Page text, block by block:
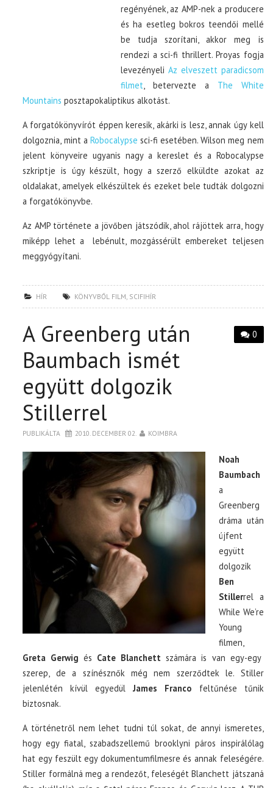
regényének, az AMP-nek a producere
és ha esetleg bokros teendői mellé
be tudja szorítani, akkor meg is
rendezi a sci-fi thrillert. Proyas fogja
levezényeli Az elveszett paradicsom
filmet, betervezte a The White
Mountainsposztapokaliptikus alkotást.
A forgatókönyvírót éppen keresik, akárki is lesz, annak úgy kell
dolgoznia, mint a Robocalypse sci-fi esetében. Wilson meg nem
jelent könyveire ugyanis nagy a kereslet és a Robocalypse
szkriptje is úgy készült, hogy a szerző elküldte azokat az
oldalakat, amelyek elkészültek és ezeket bele tudták dolgozni
a forgatókönyvbe.
Az AMP története a jövőben játszódik, ahol rájöttek arra, hogy
miképp lehet a lebénult, mozgássérült embereket teljesen
meggyógyítani.
HÍR KÖNYVBŐL FILM SCIFIHÍR
0
A Greenberg után
Baumbach ismét
együtt dolgozik
Stillerrel
PUBLIKÁLTA 2010. DECEMBER 02. KOIMBRA
Noah
Baumbach
a
Greenberg
dráma után
újfent
együtt
dolgozik
Ben
Stillerrel a
While We’re
Young
filmen,
Greta Gerwig és Cate Blanchett számára is van egy-egy
szerep, de a színésznők még nem szerződtek le. Stiller
jelenlétén kívül egyedülJames Franco feltűnése tűnik
biztosnak.
A történetről nem lehet tudni túl sokat, de annyi ismeretes,
hogy egy fiatal, szabadszellemű brooklyni páros inspirálólag
hat egy feszült egy dokumentumfilmesre és annak feleségére.
Stiller formálná meg a rendezőt, feleségét Blanchett játszaná